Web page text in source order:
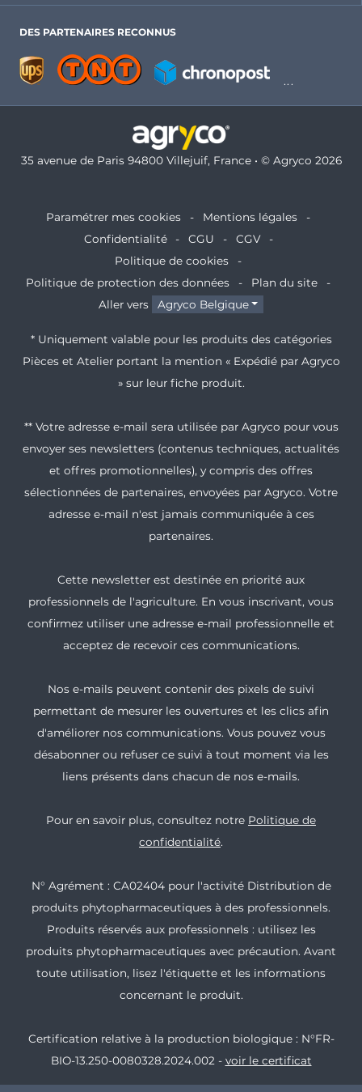
DES PARTENAIRES RECONNUS
35 avenue de Paris 94800 Villejuif, France • © Agryco 2026
Paramétrer mes cookies
Mentions légales
Confidentialité
CGU
CGV
Politique de cookies
Politique de protection des données
Plan du site
Aller vers
Agryco Belgique
* Uniquement valable pour les produits des catégories
Pièces et Atelier portant la mention « Expédié par Agryco
» sur leur fiche produit.
** Votre adresse e-mail sera utilisée par Agryco pour vous
envoyer ses newsletters (contenus techniques, actualités
et offres promotionnelles), y compris des offres
sélectionnées de partenaires, envoyées par Agryco. Votre
adresse e-mail n'est jamais communiquée à ces
partenaires.
Cette newsletter est destinée en priorité aux
professionnels de l'agriculture. En vous inscrivant, vous
confirmez utiliser une adresse e-mail professionnelle et
acceptez de recevoir ces communications.
Nos e-mails peuvent contenir des pixels de suivi
permettant de mesurer les ouvertures et les clics afin
d'améliorer nos communications. Vous pouvez vous
désabonner ou refuser ce suivi à tout moment via les
liens présents dans chacun de nos e-mails.
Pour en savoir plus, consultez notre Politique de
confidentialité.
N° Agrément : CA02404 pour l'activité Distribution de
produits phytopharmaceutiques à des professionnels.
Produits réservés aux professionnels : utilisez les
produits phytopharmaceutiques avec précaution. Avant
toute utilisation, lisez l'étiquette et les informations
concernant le produit.
Certification relative à la production biologique : N°FR-
BIO-13.250-0080328.2024.002 - voir le certificat